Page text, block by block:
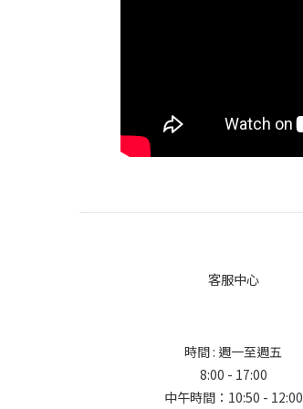
客服中心
時間 : 週一至週五
8:00 - 17:00
中午時間：10:50 - 12:00